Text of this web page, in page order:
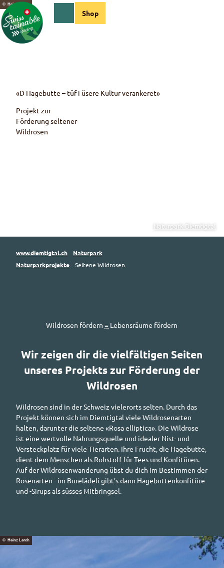
Z
u
m
WebcamsInformationen
Suche Shop
Naturpark Diemtigtal
© Heinz Lerch
«D Hagebutte – tüf i üsere Kultur verankeret»
Projekt zur
Förderung seltener
Wildrosen
www.diemtigtal.ch
Naturpark
Naturparkprojekte
Seltene Wildrosen
Wildrosen fördern= Lebensräume fördern
Wir zeigen dir die vielfältigen Seiten
unseres Projekts zur Förderung der
Wildrosen
Wildrosen sind in der Schweiz vielerorts selten. Durch das
Projekt können sich im Diemtigtal viele Wildrosenarten
halten, darunter die seltene «Rosa elliptica». Die Wildrose
ist eine wertvolle Nahrungsquelle und idealer Nist- und
Versteckplatz für viele Tierarten. Ihre Frucht, die Hagebutte,
dient dem Menschen als Rohstoff für Tees und Konfitüren.
Auf der Wildrosenwanderung übst du dich im Bestimmen der
Rosenarten - im Burelädeli gibt’s dann Hagebuttenkonfitüre
und -Sirups als süsses Mitbringsel.
© Heinz Lerch